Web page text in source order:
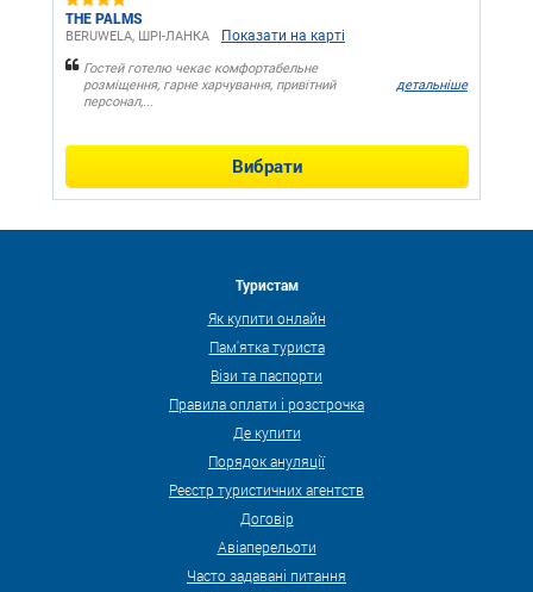
THE PALMS
BERUWELA, ШРІ-ЛАНКА Показати на карті
Гостей готелю чекає комфортабельне
розміщення, гарне харчування, привітний
персонал,...
детальніше
Вибрати
Туристам
Як купити онлайн
Пам'ятка туриста
Візи та паспорти
Правила оплати і розстрочка
Де купити
Порядок ануляції
Реєстр туристичних агентств
Договір
Авіаперельоти
Часто задавані питання